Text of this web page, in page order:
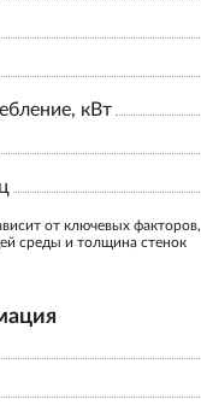
кВт
от ключевых факторов,
среды и толщина стенок